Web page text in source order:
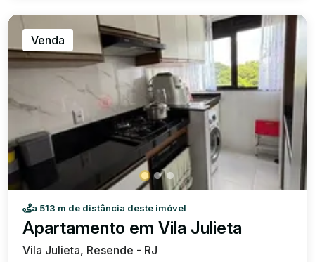
Venda
a 513 m de distância deste imóvel
Apartamento em Vila Julieta
Vila Julieta, Resende - RJ